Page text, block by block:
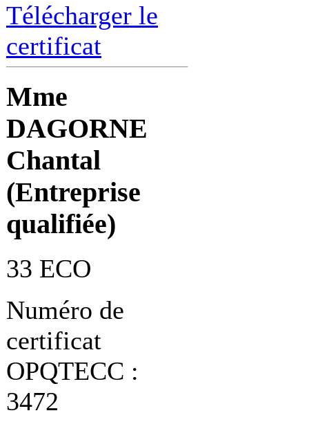
Télécharger le
certificat
Mme
DAGORNE
Chantal
(Entreprise
qualifiée)
33 ECO
Numéro de
certificat
OPQTECC :
3472